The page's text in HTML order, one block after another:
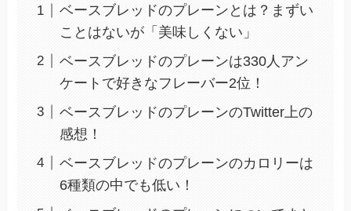
ベースブレッドのプレーンとは？まずい
ことはないが「美味しくない」
ベースブレッドのプレーンは330人アン
ケートで好きなフレーバー2位！
ベースブレッドのプレーンのTwitter上の
感想！
ベースブレッドのプレーンのカロリーは
6種類の中でも低い！